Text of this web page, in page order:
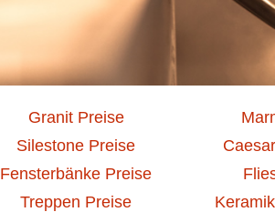
Granit Preise
Silestone Preise
Fensterbänke Preise
Treppen Preise